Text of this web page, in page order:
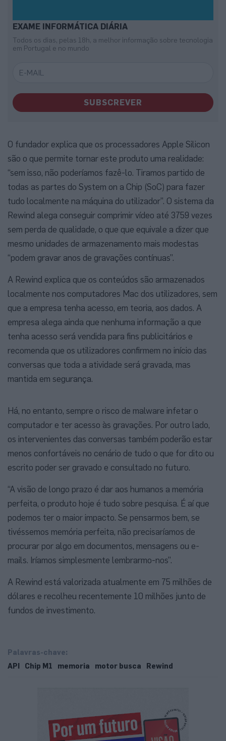
EXAME INFORMÁTICA DIÁRIA
Todos os dias, pelas 18h, a melhor informação sobre tecnologia
em Portugal e no mundo
SUBSCREVER
O fundador explica que os processadores Apple Silicon
são o que permite tornar este produto uma realidade:
“sem isso, não poderíamos fazê-lo. Tiramos partido de
todas as partes do System on a Chip (SoC) para fazer
tudo localmente na máquina do utilizador”. O sistema da
Rewind alega conseguir comprimir vídeo até 3759 vezes
sem perda de qualidade, o que que equivale a dizer que
mesmo unidades de armazenamento mais modestas
“podem gravar anos de gravações contínuas”.
A Rewind explica que os conteúdos são armazenados
localmente nos computadores Mac dos utilizadores, sem
que a empresa tenha acesso, em teoria, aos dados. A
empresa alega ainda que nenhuma informação a que
tenha acesso será vendida para fins publicitários e
recomenda que os utilizadores confirmem no início das
conversas que toda a atividade será gravada, mas
mantida em segurança.
Há, no entanto, sempre o risco de malware infetar o
computador e ter acesso às gravações. Por outro lado,
os intervenientes das conversas também poderão estar
menos confortáveis no cenário de tudo o que for dito ou
escrito poder ser gravado e consultado no futuro.
“A visão de longo prazo é dar aos humanos a memória
perfeita, o produto hoje é tudo sobre pesquisa. É aí que
podemos ter o maior impacto. Se pensarmos bem, se
tivéssemos memória perfeita, não precisaríamos de
procurar por algo em documentos, mensagens ou e-
mails. Iríamos simplesmente lembrarmo-nos”.
A Rewind está valorizada atualmente em 75 milhões de
dólares e recolheu recentemente 10 milhões junto de
fundos de investimento.
Palavras-chave:
API
Chip M1 memoria motor busca Rewind